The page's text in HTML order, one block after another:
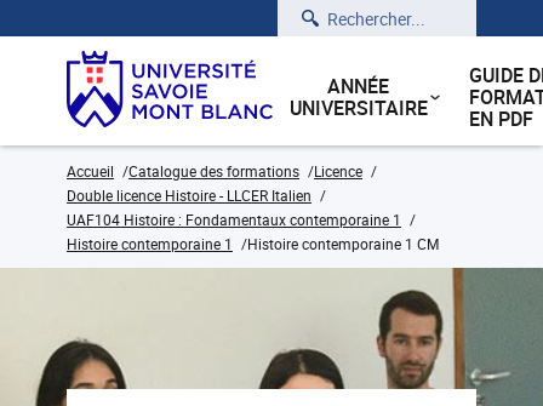
Rechercher
ANNÉE
UNIVERSITAIRE
GUIDE
EN PDF
Accueil Catalogue des formations
Licence
Double licence Histoire - LLCER Italien
UAF104 Histoire : Fondamentaux contemporaine 1
Histoire contemporaine 1
Histoire contemporaine 1 CM